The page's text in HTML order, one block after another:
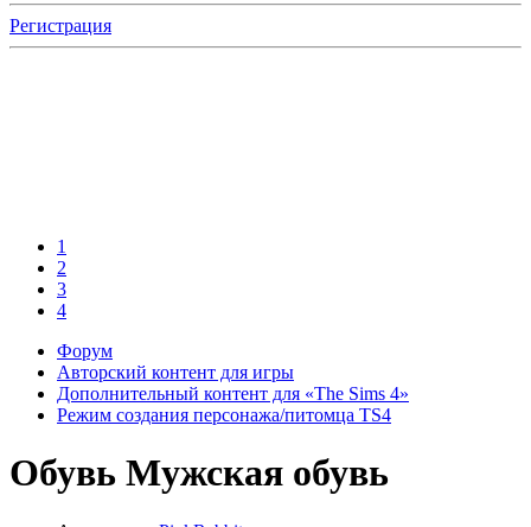
Регистрация
всю
в
1
2
3
4
Форум
Авторский контент для игры
Дополнительный контент для «The Sims 4»
Режим создания персонажа/питомца TS4
Обувь Мужская обувь